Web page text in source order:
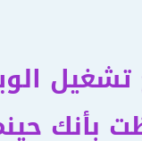
بأنك